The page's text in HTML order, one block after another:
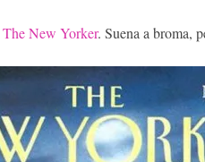
The New Yorker. Suena a broma,